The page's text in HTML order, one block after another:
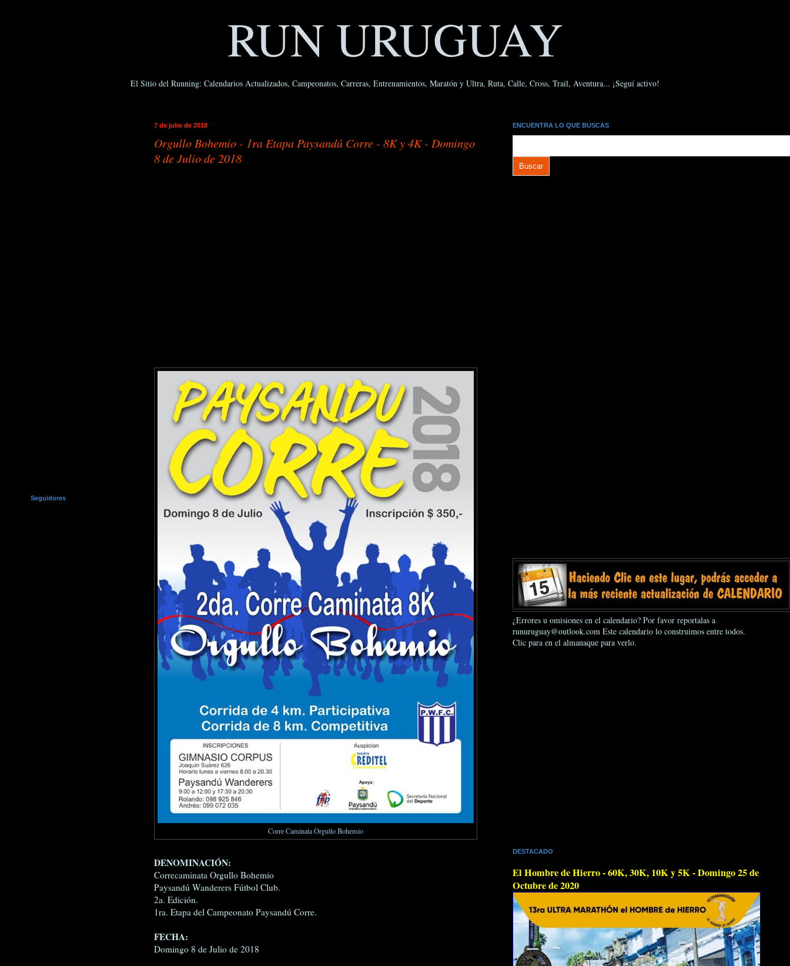
RUN URUGUAY
El Sitio del Running: Calendarios Actualizados, Campeonatos, Carreras, Entrenamientos, Maratón y Ultra, Ruta, Calle, Cross, Trail, Aventura... ¡Seguí activo!
7 de julio de 2018
Orgullo Bohemio - 1ra Etapa Paysandú Corre - 8K y 4K - Domingo
8 de Julio de 2018
Corre Caminata Orgullo Bohemio
DENOMINACIÓN:
Correcaminata Orgullo Bohemio
Paysandú Wanderers Fútbol Club.
2a. Edición.
1ra. Etapa del Campeonato Paysandú Corre.
FECHA:
Domingo 8 de Julio de 2018
Seguidores
ENCUENTRA LO QUE BUSCAS
¿Errores u omisiones en el calendario? Por favor reportalas a
runuruguay@outlook.com Este calendario lo construimos entre todos.
Clic para en el almanaque para verlo.
DESTACADO
El Hombre de Hierro - 60K, 30K, 10K y 5K - Domingo 25 de
Octubre de 2020